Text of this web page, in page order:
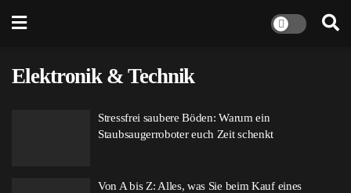
Elektronik & Technik
Stressfrei saubere Böden: Warum ein
Staubsaugerroboter euch Zeit schenkt
Von A bis Z: Alles, was Sie beim Kauf eines